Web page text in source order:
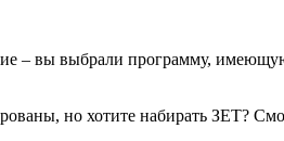
Психологические науки
– вы выбрали программу,
но хотите набирать ЗЕТ?